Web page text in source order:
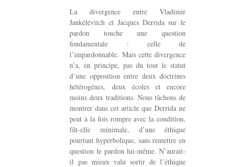
La divergence entre Vladimir
Jankélévitch et Jacques Derrida sur le
pardon touche une question
fondamentale : celle de
l’impardonnable. Mais cette divergence
n’a, en principe, pas du tout le statut
d’une opposition entre deux doctrines
hétérogènes, deux écoles et encore
moins deux traditions. Nous tâchons de
montrer dans cet article que Derrida ne
peut à la fois rompre avec la condition,
fût-elle minimale, d’une éthique
pourtant hyperbolique, sans remettre en
question le pardon lui-même. N’aurait-
il pas mieux valu sortir de l’éthique